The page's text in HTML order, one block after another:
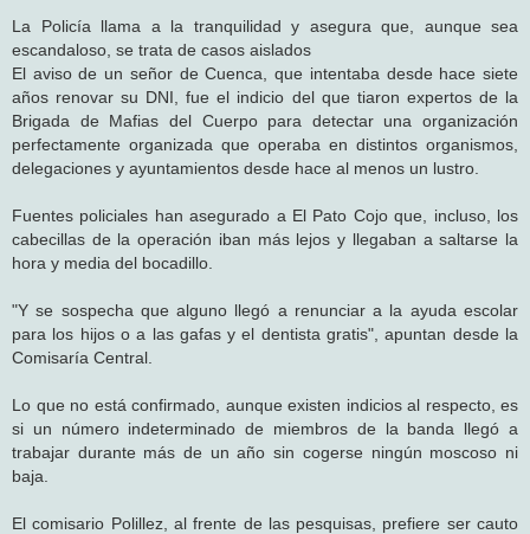
La Policía llama a la tranquilidad y asegura que, aunque sea
escandaloso, se trata de casos aislados
El aviso de un señor de Cuenca, que intentaba desde hace siete
años renovar su DNI, fue el indicio del que tiaron expertos de la
Brigada de Mafias del Cuerpo para detectar una organización
perfectamente organizada que operaba en distintos organismos,
delegaciones y ayuntamientos desde hace al menos un lustro.
Fuentes policiales han asegurado a El Pato Cojo que, incluso, los
cabecillas de la operación iban más lejos y llegaban a saltarse la
hora y media del bocadillo.
"Y se sospecha que alguno llegó a renunciar a la ayuda escolar
para los hijos o a las gafas y el dentista gratis", apuntan desde la
Comisaría Central.
Lo que no está confirmado, aunque existen indicios al respecto, es
si un número indeterminado de miembros de la banda llegó a
trabajar durante más de un año sin cogerse ningún moscoso ni
baja.
El comisario Polillez, al frente de las pesquisas, prefiere ser cauto